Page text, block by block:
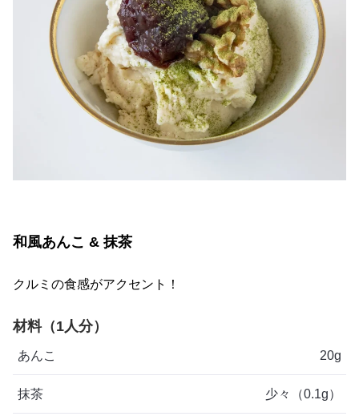
和風あんこ & 抹茶
クルミの食感がアクセント！
材料（1人分）
あんこ 20g
抹茶 少々（0.1g）